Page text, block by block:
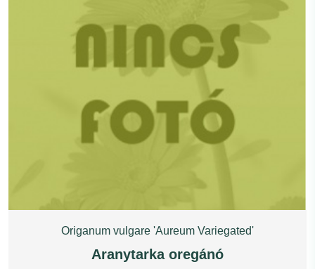
Origanum vulgare 'Aureum Variegated'
Aranytarka oregánó